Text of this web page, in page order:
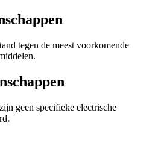
tegen de meest voorkomende
geen specifieke electrische